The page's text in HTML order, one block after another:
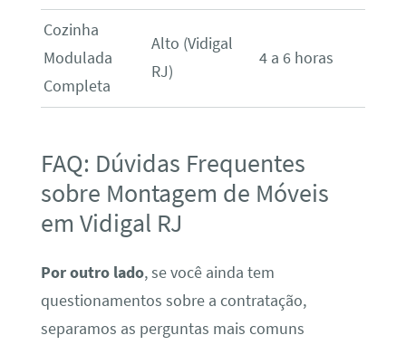
Cozinha
Modulada
Completa
Alto (Vidigal
RJ)
4 a 6 horas
FAQ: Dúvidas Frequentes
sobre Montagem de Móveis
em Vidigal RJ
Por outro lado, se você ainda tem
questionamentos sobre a contratação,
separamos as perguntas mais comuns